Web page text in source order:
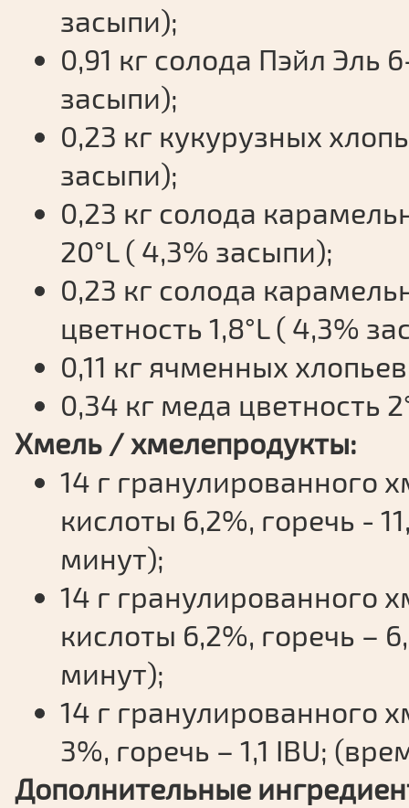
засыпи);
0,91 кг солода Пэйл Эль
засыпи);
0,23 кг кукурузных
засыпи);
0,23 кг солода
20°L ( 4,3% засыпи);
0,23 кг солода
цветность 1,8°L ( 4,3%
0,11 кг ячменных
0,34 кг меда цветность
Хмель / хмелепродукты:
14 г гранулированного
кислоты 6,2%, горечь -
минут);
14 г гранулированного
кислоты 6,2%, горечь –
минут);
14 г гранулированного
3%, горечь – 1,1 IBU;
Дополнительные